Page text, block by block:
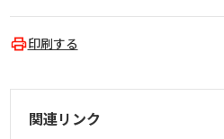
印刷する
関連リンク